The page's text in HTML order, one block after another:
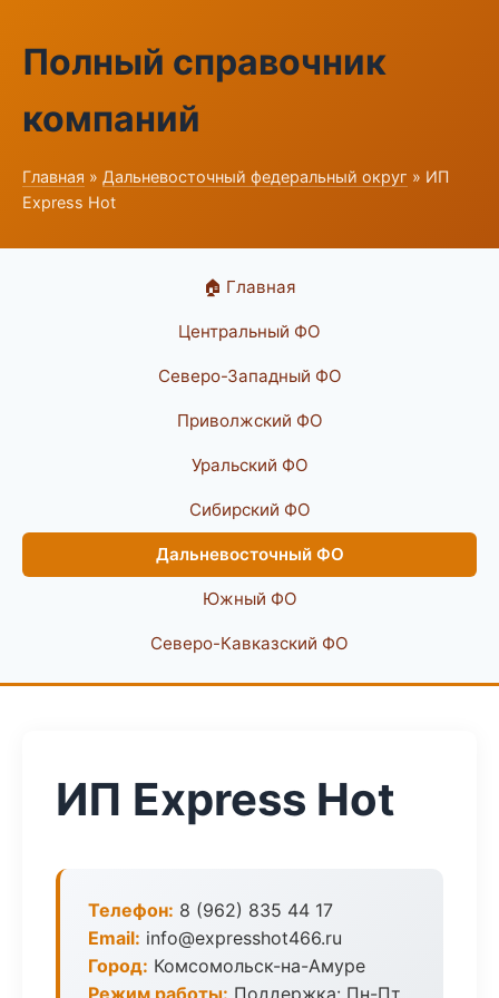
Полный справочник
компаний
Главная » Дальневосточный федеральный округ » ИП
Express Hot
🏠 Главная
Центральный ФО
Северо-Западный ФО
Приволжский ФО
Уральский ФО
Сибирский ФО
Дальневосточный ФО
Южный ФО
Северо-Кавказский ФО
ИП Express Hot
Телефон: 8 (962) 835 44 17
Email: info@expresshot466.ru
Город: Комсомольск-на-Амуре
Режим работы: Поддержка: Пн-Пт